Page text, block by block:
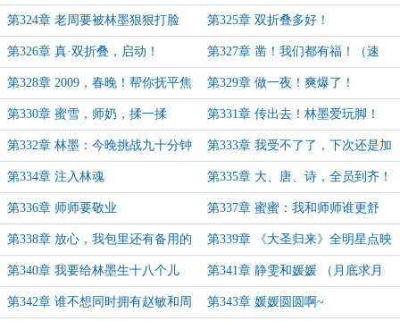
风险）
第324章 老周要被林墨狠狠打脸 第325章 双折叠多好！
第326章 真·双折叠，启动！ 第327章 凿！我们都有福！（速
看）
第328章 2009，春晚！帮你抚平焦
虑！
第329章 做一夜！爽爆了！
第330章 蜜雪，师奶，揉一揉 第331章 传出去！林墨爱玩脚！
第332章 林墨：今晚挑战九十分钟
不射
第333章 我受不了了，下次还是加
个人吧
第334章 注入林魂 第335章 大、唐、诗，全员到齐！
第336章 师师要敬业 第337章 蜜蜜：我和师师谁更舒
服？（速看）
第338章 放心，我包里还有备用的
丝袜
第339章 《大圣归来》全明星点映
版！
第340章 我要给林墨生十八个儿
子！（月底求月票！）
第341章 静雯和媛媛 （月底求月
票！）
第342章 谁不想同时拥有赵敏和周 第343章 媛媛圆圆啊~